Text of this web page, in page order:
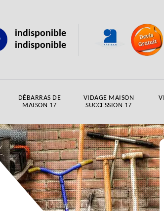
indisponible
indisponible
DÉBARRAS DE
MAISON 17
VIDAGE MAISON
SUCCESSION 17